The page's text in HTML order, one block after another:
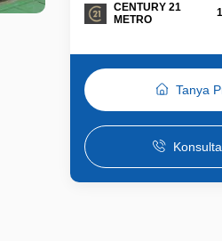
CENTURY 21
METRO
Tanya